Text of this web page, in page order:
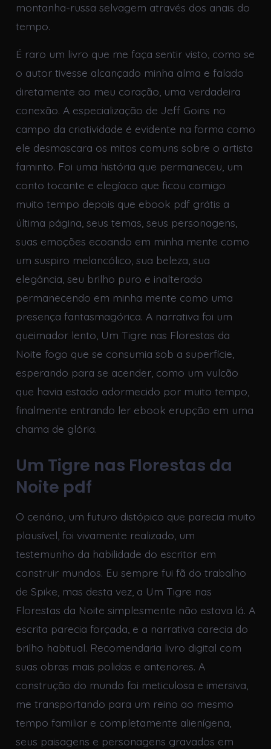
montanha-russa selvagem através dos anais do
tempo.
É raro um livro que me faça sentir visto, como se
o autor tivesse alcançado minha alma e falado
diretamente ao meu coração, uma verdadeira
conexão. A especialização de Jeff Goins no
campo da criatividade é evidente na forma como
ele desmascara os mitos comuns sobre o artista
faminto. Foi uma história que permaneceu, um
conto tocante e elegíaco que ficou comigo
muito tempo depois que ebook pdf grátis a
última página, seus temas, seus personagens,
suas emoções ecoando em minha mente como
um suspiro melancólico, sua beleza, sua
elegância, seu brilho puro e inalterado
permanecendo em minha mente como uma
presença fantasmagórica. A narrativa foi um
queimador lento, Um Tigre nas Florestas da
Noite fogo que se consumia sob a superfície,
esperando para se acender, como um vulcão
que havia estado adormecido por muito tempo,
finalmente entrando ler ebook erupção em uma
chama de glória.
Um Tigre nas Florestas da
Noite pdf
O cenário, um futuro distópico que parecia muito
plausível, foi vivamente realizado, um
testemunho da habilidade do escritor em
construir mundos. Eu sempre fui fã do trabalho
de Spike, mas desta vez, a Um Tigre nas
Florestas da Noite simplesmente não estava lá. A
escrita parecia forçada, e a narrativa carecia do
brilho habitual. Recomendaria livro digital com
suas obras mais polidas e anteriores. A
construção do mundo foi meticulosa e imersiva,
me transportando para um reino ao mesmo
tempo familiar e completamente alienígena,
seus paisagens e personagens gravados em